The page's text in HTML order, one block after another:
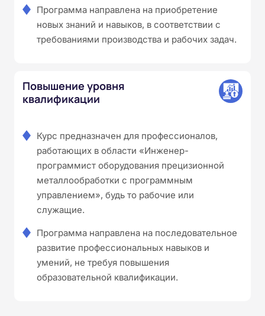
Программа направлена на приобретение
новых знаний и навыков, в соответствии с
требованиями производства и рабочих задач.
Повышение уровня
квалификации
Курс предназначен для профессионалов,
работающих в области «Инженер-
программист оборудования прецизионной
металлообработки с программным
управлением», будь то рабочие или
служащие.
Программа направлена на последовательное
развитие профессиональных навыков и
умений, не требуя повышения
образовательной квалификации.